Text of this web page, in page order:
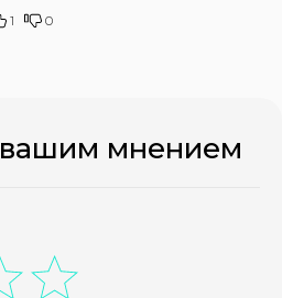
1 0
мнением